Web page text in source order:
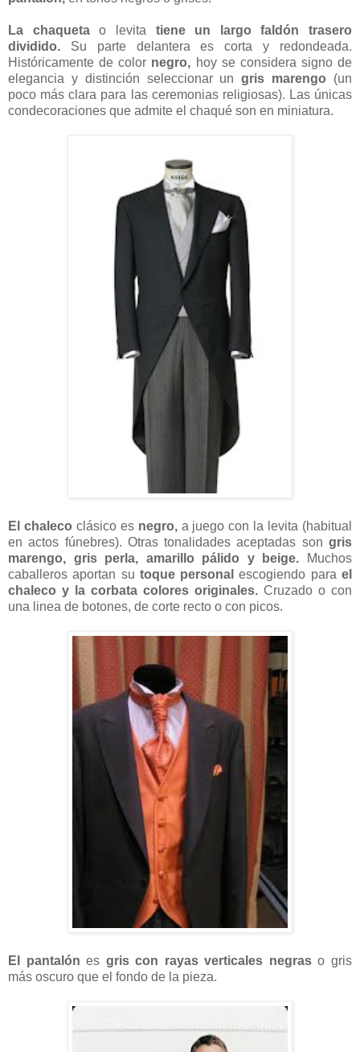
La chaquetao levita tiene un largo faldón trasero
dividido. Su parte delantera es corta y redondeada.
Históricamente de color negro, hoy se considera signo de
elegancia y distinción seleccionar ungris marengo (un
poco más clara para las ceremonias religiosas). Las únicas
condecoraciones que admite el chaqué son en miniatura.
El chaleco clásico es negro,a juego con la levita (habitual
en actos fúnebres). Otras tonalidades aceptadas son gris
marengo, gris perla, amarillo pálido y
beige. Muchos
caballeros aportan su toque personal escogiendo para el
chaleco y la corbata colores originales. Cruzado o con
una linea de botones, de corte recto o con picos.
El pantalón es gris con rayas verticales negraso gris
más oscuro que el fondo de la pieza.